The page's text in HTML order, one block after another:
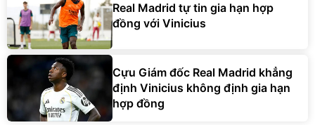
Real Madrid tự tin gia hạn hợp
đồng với Vinicius
Cựu Giám đốc Real Madrid khẳng
định Vinicius không định gia hạn
hợp đồng